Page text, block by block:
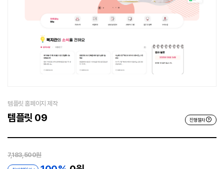
템플릿 홈페이지 제작
템플릿 09 진행절차
7,183,500원